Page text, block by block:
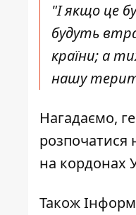
"І якщо це
будуть
країни; а
нашу
Нагадаємо,
розпочатися
на кордонах
Також